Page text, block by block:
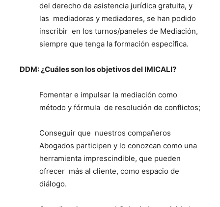
del derecho de asistencia jurídica gratuita, y
las mediadoras y mediadores, se han podido
inscribir en los turnos/paneles de Mediación,
siempre que tenga la formación específica.
DDM: ¿Cuáles son los objetivos del IMICALI?
Fomentar e impulsar la mediación como
método y fórmula de resolución de conflictos;
Conseguir que nuestros compañeros
Abogados participen y lo conozcan como una
herramienta imprescindible, que pueden
ofrecer más al cliente, como espacio de
diálogo.